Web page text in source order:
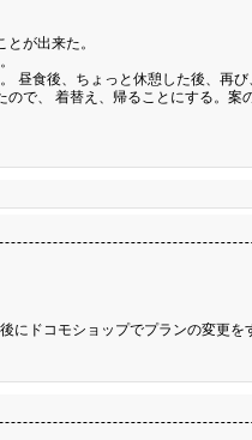
が出来た。
昼食後、ちょっと休憩した後、再び
で、 着替え、帰ることにする。案
ドコモショップでプランの変更を